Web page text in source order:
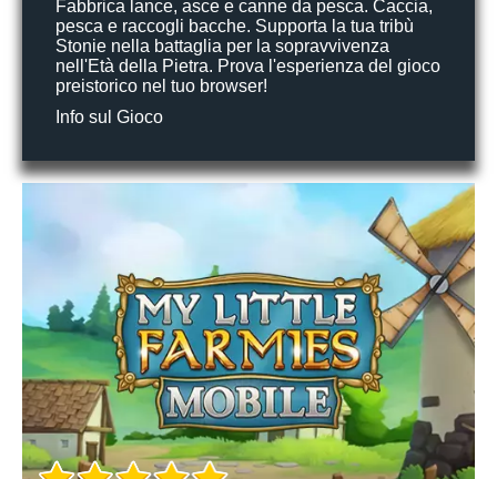
Fabbrica lance, asce e canne da pesca. Caccia,
pesca e raccogli bacche. Supporta la tua tribù
Stonie nella battaglia per la sopravvivenza
nell'Età della Pietra. Prova l'esperienza del gioco
preistorico nel tuo browser!
Info sul Gioco